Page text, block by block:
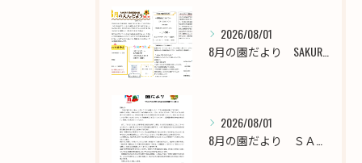
2026/08/01
8月の園だより SAKURA保育園谷在家
2026/08/01
8月の園だより ＳＡＫＵＲＡ保育園千川